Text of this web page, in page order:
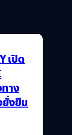
เปิด
าง
งยืน